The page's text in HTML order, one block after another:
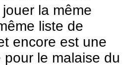
la même
liste de
encore est une
le malaise du